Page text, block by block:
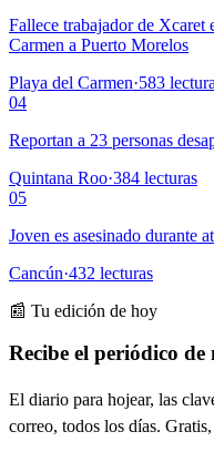
Fallece trabajador de Xcaret
Carmen a Puerto Morelos
Playa del Carmen·583
04
Reportan a 23 personas
Quintana Roo·384 lecturas
05
Joven es asesinado durante
Cancún·432 lecturas
📰 Tu edición de hoy
Recibe el periódico
El diario para hojear, las
correo, todos los días.